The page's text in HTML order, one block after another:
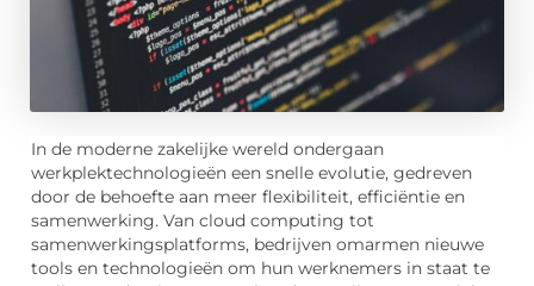
In de moderne zakelijke wereld ondergaan
werkplektechnologieën een snelle evolutie, gedreven
door de behoefte aan meer flexibiliteit, efficiëntie en
samenwerking. Van cloud computing tot
samenwerkingsplatforms, bedrijven omarmen nieuwe
tools en technologieën om hun werknemers in staat te